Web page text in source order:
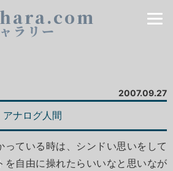
ラリー
2007.09.27
アナログ人間
っている時は、シンドい思いをして
を自由に操れたらいいなと思いなが